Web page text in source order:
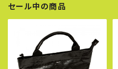
セール中の商品